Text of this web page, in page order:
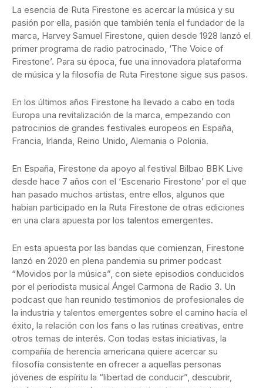
La esencia de Ruta Firestone es acercar la música y su
pasión por ella, pasión que también tenía el fundador de la
marca, Harvey Samuel Firestone, quien desde 1928 lanzó el
primer programa de radio patrocinado, ‘The Voice of
Firestone’. Para su época, fue una innovadora plataforma
de música y la filosofía de Ruta Firestone sigue sus pasos.
En los últimos años Firestone ha llevado a cabo en toda
Europa una revitalización de la marca, empezando con
patrocinios de grandes festivales europeos en España,
Francia, Irlanda, Reino Unido, Alemania o Polonia.
En España, Firestone da apoyo al festival Bilbao BBK Live
desde hace 7 años con el ‘Escenario Firestone’ por el que
han pasado muchos artistas, entre ellos, algunos que
habían participado en la Ruta Firestone de otras ediciones
en una clara apuesta por los talentos emergentes.
En esta apuesta por las bandas que comienzan, Firestone
lanzó en 2020 en plena pandemia su primer podcast
“Movidos por la música”, con siete episodios conducidos
por el periodista musical Ángel Carmona de Radio 3. Un
podcast que han reunido testimonios de profesionales de
la industria y talentos emergentes sobre el camino hacia el
éxito, la relación con los fans o las rutinas creativas, entre
otros temas de interés. Con todas estas iniciativas, la
compañía de herencia americana quiere acercar su
filosofía consistente en ofrecer a aquellas personas
jóvenes de espíritu la “libertad de conducir”, descubrir,